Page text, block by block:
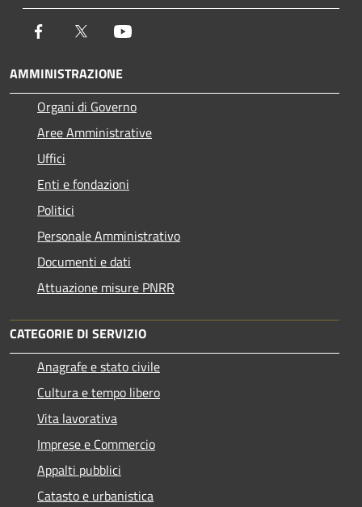
Facebook Twitter
AMMINISTRAZIONE
Organi di Governo
Aree Amministrative
Uffici
Enti e fondazioni
Politici
Personale Amministrativo
Documenti e dati
Attuazione misure PNRR
CATEGORIE DI SERVIZIO
Anagrafe e stato civile
Cultura e tempo libero
Vita lavorativa
Imprese e Commercio
Appalti pubblici
Catasto e urbanistica